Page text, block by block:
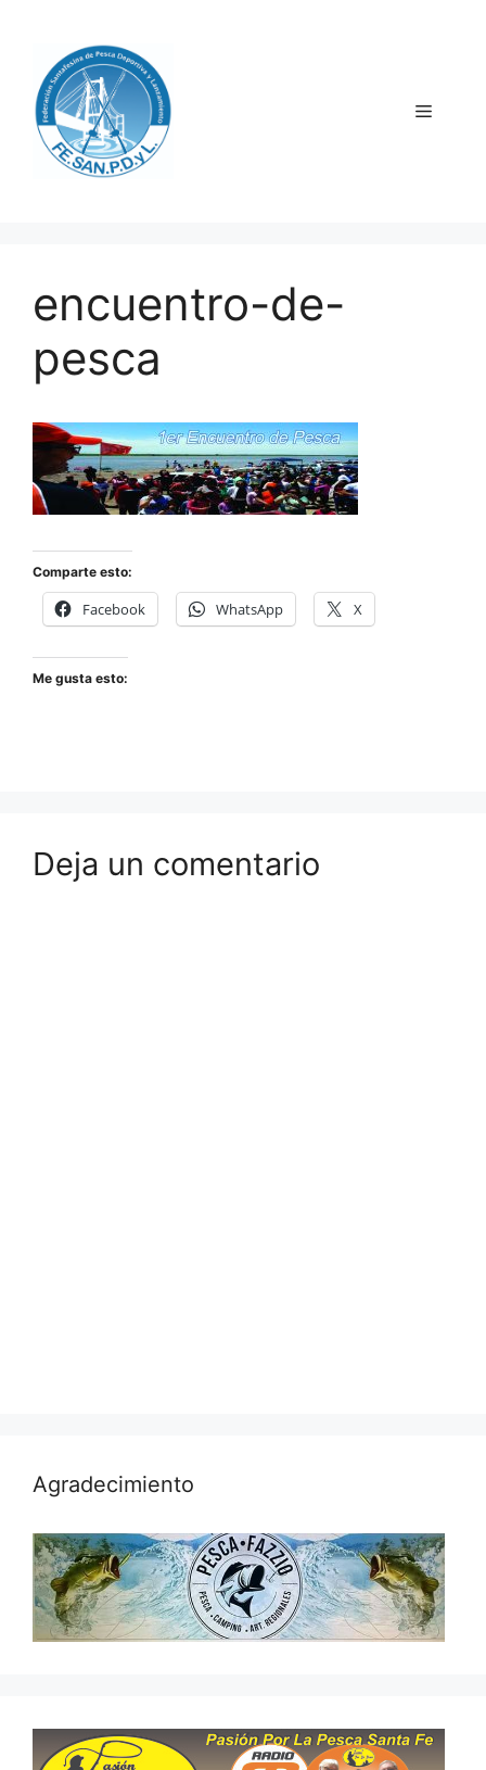
contenido
Menú
encuentro-de-
pesca
Comparte esto:
Facebook WhatsApp X
Me gusta esto:
Deja un comentario
Agradecimiento